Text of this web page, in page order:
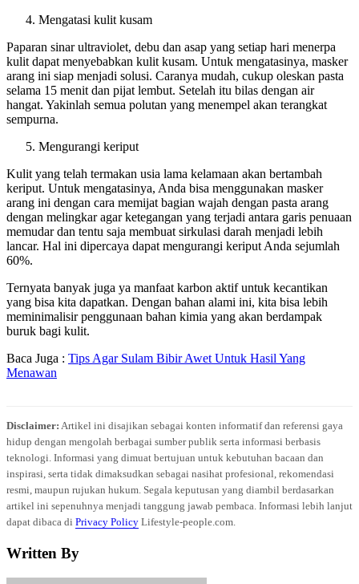
Mengatasi kulit kusam
Paparan sinar ultraviolet, debu dan asap yang setiap hari menerpa
kulit dapat menyebabkan kulit kusam. Untuk mengatasinya, masker
arang ini siap menjadi solusi. Caranya mudah, cukup oleskan pasta
selama 15 menit dan pijat lembut. Setelah itu bilas dengan air
hangat. Yakinlah semua polutan yang menempel akan terangkat
sempurna.
Mengurangi keriput
Kulit yang telah termakan usia lama kelamaan akan bertambah
keriput. Untuk mengatasinya, Anda bisa menggunakan masker
arang ini dengan cara memijat bagian wajah dengan pasta arang
dengan melingkar agar ketegangan yang terjadi antara garis penuaan
memudar dan tentu saja membuat sirkulasi darah menjadi lebih
lancar. Hal ini dipercaya dapat mengurangi keriput Anda sejumlah
60%.
Ternyata banyak juga ya manfaat karbon aktif untuk kecantikan
yang bisa kita dapatkan. Dengan bahan alami ini, kita bisa lebih
meminimalisir penggunaan bahan kimia yang akan berdampak
buruk bagi kulit.
Baca Juga : Tips Agar Sulam Bibir Awet Untuk Hasil Yang
Menawan
Disclaimer: Artikel ini disajikan sebagai konten informatif dan referensi gaya
hidup dengan mengolah berbagai sumber publik serta informasi berbasis
teknologi. Informasi yang dimuat bertujuan untuk kebutuhan bacaan dan
inspirasi, serta tidak dimaksudkan sebagai nasihat profesional, rekomendasi
resmi, maupun rujukan hukum. Segala keputusan yang diambil berdasarkan
artikel ini sepenuhnya menjadi tanggung jawab pembaca. Informasi lebih lanjut
dapat dibaca di Privacy Policy Lifestyle-people.com.
Written By